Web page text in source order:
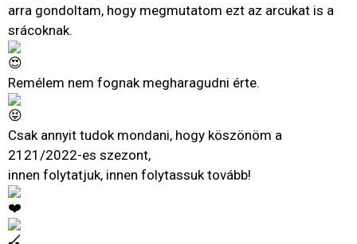
arra gondoltam, hogy megmutatom ezt az arcukat is a
srácoknak.
Remélem nem fognak megharagudni érte.
Csak annyit tudok mondani, hogy köszönöm a
2121/2022-es szezont,
innen folytatjuk, innen folytassuk tovább!